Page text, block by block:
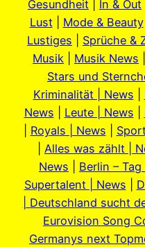
Gesundheit
In & Out
Lust| Mode & Beauty
Lustiges
Sprüche &
Musik
Musik News
Stars und
Kriminalität | News
News
Leute | News
Royals | News
Alles was zählt |
News
Berlin –
Supertalent | News
| Deutschland sucht
Eurovision Song
Germanys next